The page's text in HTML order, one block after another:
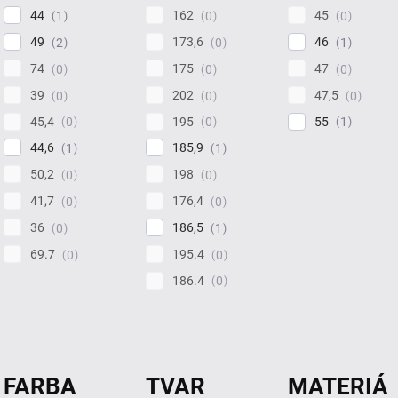
44
1
49
2
74
0
39
0
45,4
0
44,6
1
50,2
0
41,7
0
36
0
69.7
0
162
0
173,6
0
175
0
202
0
195
0
185,9
1
198
0
176,4
0
186,5
1
195.4
0
186.4
0
45
0
46
1
47
0
47,5
0
55
1
FARBA TVAR MATERIÁ